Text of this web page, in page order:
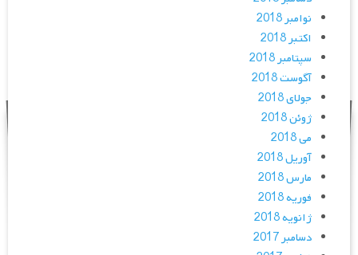
نوامبر 2018
اکتبر 2018
سپتامبر 2018
آگوست 2018
جولای 2018
ژوئن 2018
می 2018
آوریل 2018
مارس 2018
فوریه 2018
ژانویه 2018
دسامبر 2017